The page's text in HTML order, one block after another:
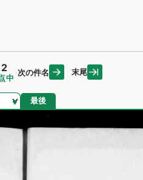
中
次の件名 末尾
最後